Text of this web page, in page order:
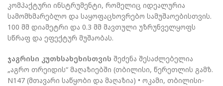
კომპაქტური ინსტრუმენტი, რომელიც იდეალურია
სამომხმარებლო და საყოფაცხოვრებო სამუშაოებისთვის.
100 მმ დიამეტრი და 0.3 მმ მავთული უზრუნველყოფს
სწრაფ და ეფექტურ მუშაობას.
ჯაგრისი კუთხსახეხისთვის შეძენა შესაძლებელია
„აგრო თრეიდის“ მაღაზიებში (თბილისი, წერეთლის გამზ.
N147 (მთავარი საწყობი და მაღაზია) • ოკამი, თბილისი-